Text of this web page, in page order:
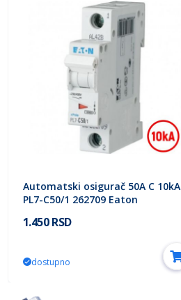
Automatski osigurač 50A C 10kA
PL7-C50/1 262709 Eaton
1.450 RSD
dostupno